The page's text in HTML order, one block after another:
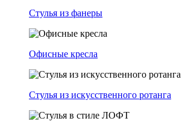
Стулья из фанеры
Офисные кресла
Стулья из искусственного ротанга